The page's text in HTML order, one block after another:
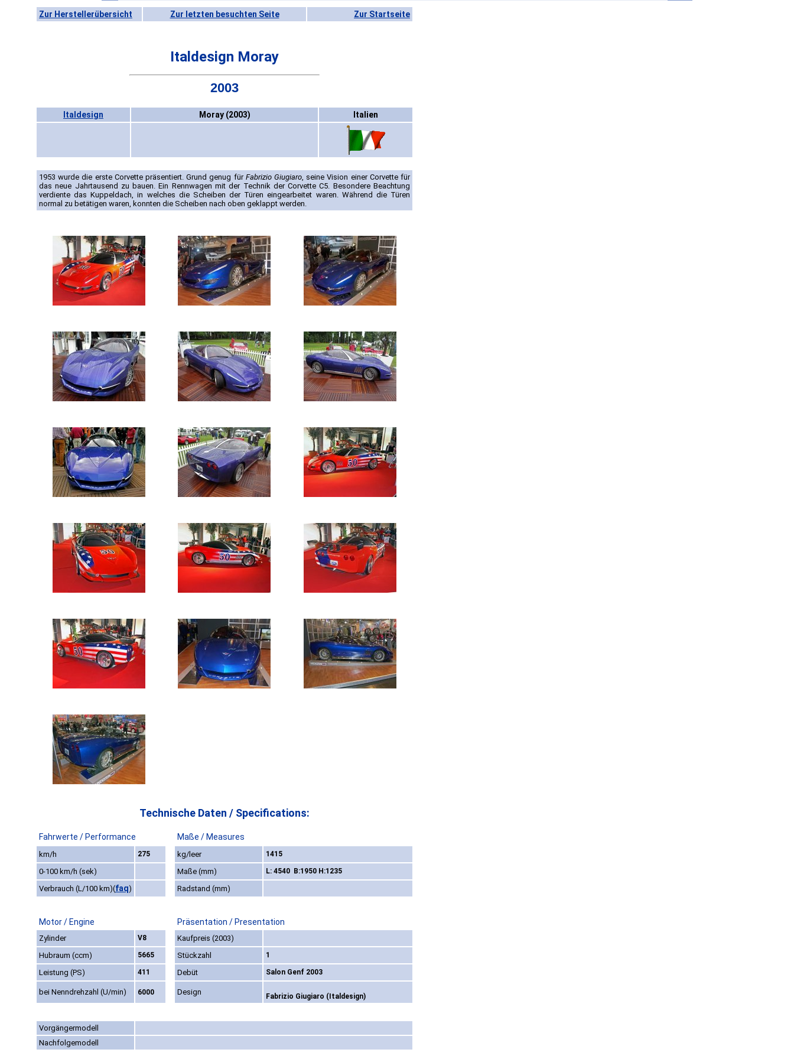
Zur Herstellerübersicht Zur letzten besuchten Seite Zur Startseite
Italdesign Moray
2003
Italdesign Moray (2003) Italien
1953 wurde die erste Corvette präsentiert. Grund genug für Fabrizio Giugiaro, seine Vision einer Corvette für
das neue Jahrtausend zu bauen. Ein Rennwagen mit der Technik der Corvette C5. Besondere Beachtung
verdiente das Kuppeldach, in welches die Scheiben der Türen eingearbeitet waren. Während die Türen
normal zu betätigen waren, konnten die Scheiben nach oben geklappt werden.
Technische Daten / Specifications:
Fahrwerte / Performance Maße / Measures
km/h 275 kg/leer 1415
0-100 km/h (sek) Maße (mm) L: 4540 B:1950 H:1235
Verbrauch (L/100 km)(faq) Radstand (mm)
Motor / Engine Präsentation / Presentation
Zylinder V8
Kaufpreis (2003)
Hubraum (ccm)
5665 Stückzahl 1
Leistung (PS) 411 Debüt Salon Genf 2003
bei Nenndrehzahl (U/min) 6000 Design Fabrizio Giugiaro (Italdesign)
Vorgängermodell
Nachfolgemodell